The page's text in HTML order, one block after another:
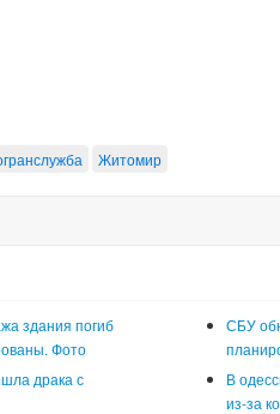
Житомир
здания погиб
Фото
СБУ
драка с
В
из-за